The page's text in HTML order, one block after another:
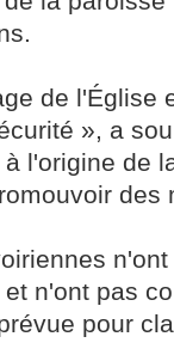
de l'Église
», a
l'origine de
des
n'ont pas
pour